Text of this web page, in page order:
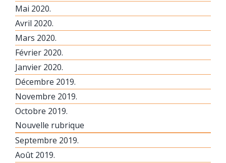
Mai 2020.
Avril 2020.
Mars 2020.
Février 2020.
Janvier 2020.
Décembre 2019.
Novembre 2019.
Octobre 2019.
Nouvelle rubrique
Septembre 2019.
Août 2019.